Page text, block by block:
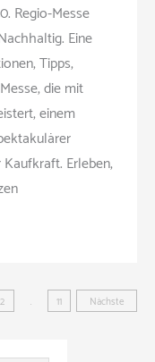
Regio-Messe
Eine
Tipps,
die mit
einem
Erleben,
2 … 11 Nächste